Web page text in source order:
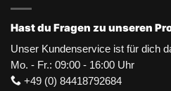
Hast du Fragen zu unseren
Unser Kundenservice ist für dich
Mo. - Fr.: 09:00 - 16:00 Uhr
+49 (0) 84418792684